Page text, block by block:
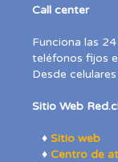
Call center
Funciona las
teléfonos fijos
Desde
Sitio Web
♦ Sitio web
♦ Centro de